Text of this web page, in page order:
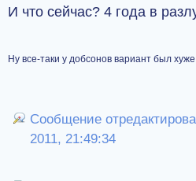
И что сейчас? 4 года в
Ну все-таки у добсонов вариант был
Сообщение
2011, 21:49:34